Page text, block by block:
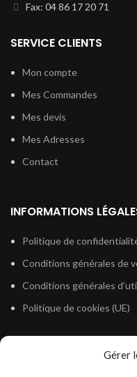
Gérer
Fax: 04 86 17 20 71
SERVICE CLIENTS
Mon compte
Mes Commandes
Mes devis
Mes Adresses
Contact
INFORMATIONS
Politique de
Conditions générales de
Conditions générales
Politique de cookies (UE)